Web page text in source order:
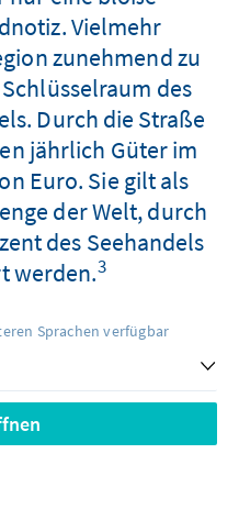
Vielmehr
zunehmend zu
des
Durch die Straße
jährlich Güter im
Euro. Sie gilt als
der Welt, durch
des Seehandels
werden.3
Sprachen verfügbar